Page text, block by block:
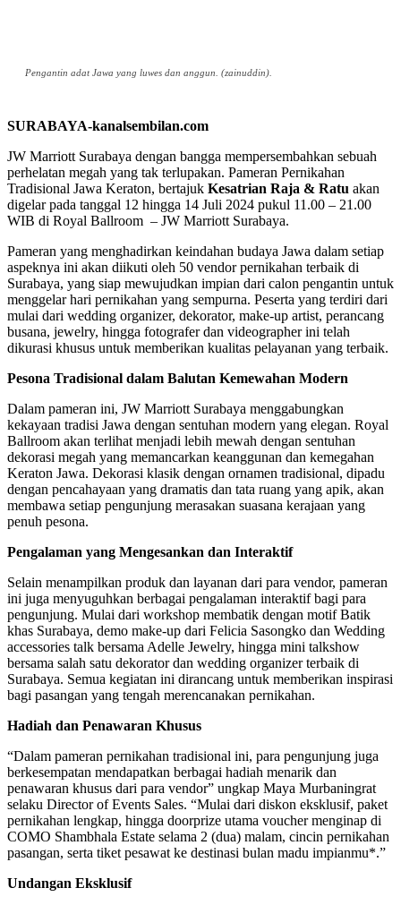
Pengantin adat Jawa yang luwes dan anggun. (zainuddin).
SURABAYA-kanalsembilan.com
JW Marriott Surabaya dengan bangga mempersembahkan sebuah
perhelatan megah yang tak terlupakan. Pameran Pernikahan
Tradisional Jawa Keraton, bertajuk Kesatrian Raja & Ratu akan
digelar pada tanggal 12 hingga 14 Juli 2024 pukul 11.00 – 21.00
WIB di Royal Ballroom – JW Marriott Surabaya.
Pameran yang menghadirkan keindahan budaya Jawa dalam setiap
aspeknya ini akan diikuti oleh 50 vendor pernikahan terbaik di
Surabaya, yang siap mewujudkan impian dari calon pengantin untuk
menggelar hari pernikahan yang sempurna. Peserta yang terdiri dari
mulai dari wedding organizer, dekorator, make-up artist, perancang
busana, jewelry, hingga fotografer dan videographer ini telah
dikurasi khusus untuk memberikan kualitas pelayanan yang terbaik.
Pesona Tradisional dalam Balutan Kemewahan Modern
Dalam pameran ini, JW Marriott Surabaya menggabungkan
kekayaan tradisi Jawa dengan sentuhan modern yang elegan. Royal
Ballroom akan terlihat menjadi lebih mewah dengan sentuhan
dekorasi megah yang memancarkan keanggunan dan kemegahan
Keraton Jawa. Dekorasi klasik dengan ornamen tradisional, dipadu
dengan pencahayaan yang dramatis dan tata ruang yang apik, akan
membawa setiap pengunjung merasakan suasana kerajaan yang
penuh pesona.
Pengalaman yang Mengesankan dan Interaktif
Selain menampilkan produk dan layanan dari para vendor, pameran
ini juga menyuguhkan berbagai pengalaman interaktif bagi para
pengunjung. Mulai dari workshop membatik dengan motif Batik
khas Surabaya, demo make-up dari Felicia Sasongko dan Wedding
accessories talk bersama Adelle Jewelry, hingga mini talkshow
bersama salah satu dekorator dan wedding organizer terbaik di
Surabaya. Semua kegiatan ini dirancang untuk memberikan inspirasi
bagi pasangan yang tengah merencanakan pernikahan.
Hadiah dan Penawaran Khusus
“Dalam pameran pernikahan tradisional ini, para pengunjung juga
berkesempatan mendapatkan berbagai hadiah menarik dan
penawaran khusus dari para vendor” ungkap Maya Murbaningrat
selaku Director of Events Sales. “Mulai dari diskon eksklusif, paket
pernikahan lengkap, hingga doorprize utama voucher menginap di
COMO Shambhala Estate selama 2 (dua) malam, cincin pernikahan
pasangan, serta tiket pesawat ke destinasi bulan madu impianmu*.”
Undangan Eksklusif